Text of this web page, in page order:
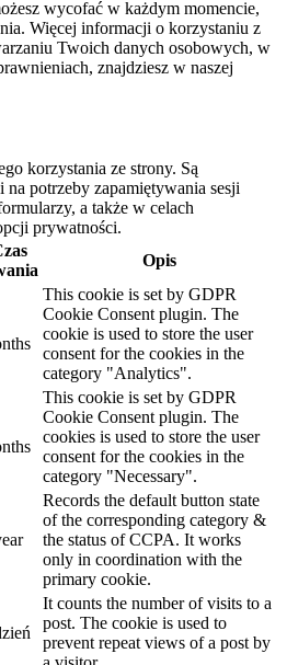
wycofać w każdym momencie,
Więcej informacji o korzystaniu z
Twoich danych osobowych, w
znajdziesz w naszej
korzystania ze strony. Są
potrzeby zapamiętywania sesji
a także w celach
prywatności.
Opis
This cookie is set by GDPR
Cookie Consent plugin. The
cookie is used to store the user
consent for the cookies in the
category "Analytics".
This cookie is set by GDPR
Cookie Consent plugin. The
cookies is used to store the user
consent for the cookies in the
category "Necessary".
Records the default button state
of the corresponding category &
the status of CCPA. It works
only in coordination with the
primary cookie.
It counts the number of visits to a
post. The cookie is used to
prevent repeat views of a post by